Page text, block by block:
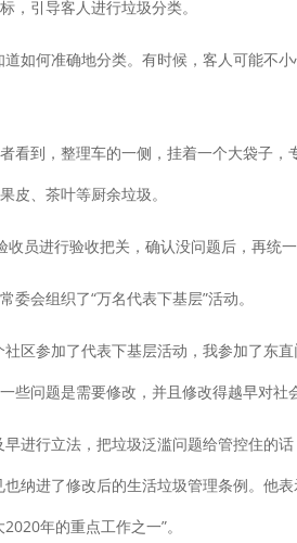
引导客人进行垃圾分类。
何准确地分类。有时候，客人可能不
到，整理车的一侧，挂着一个大袋子，
皮、茶叶等厨余垃圾。
进行验收把关，确认没问题后，再统一
会组织了“万名代表下基层”活动。
参加了代表下基层活动，我参加了东
问题是需要修改，并且修改得越早对社
行立法，把垃圾泛滥问题给管控住的
纳进了修改后的生活垃圾管理条例。他
年的重点工作之一”。